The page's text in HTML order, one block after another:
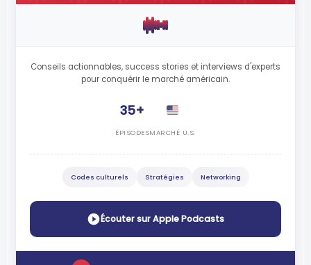
Conseils actionnables, success stories et interviews d'experts
pour conquérir le marché américain.
35+
ÉPISODESMARCHÉ U.S.
Codes culturels Stratégies Networking
Écouter sur Apple Podcasts